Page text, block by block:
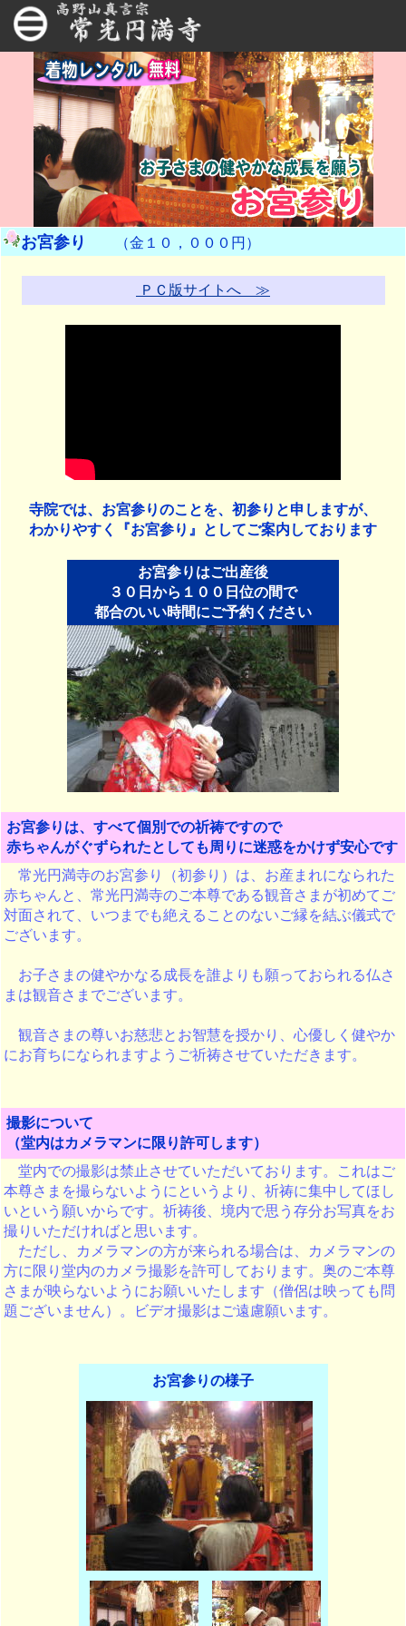
お宮参り （金１０，０００円）
ＰＣ版サイトへ ≫
寺院では、お宮参りのことを、初参りと申しますが、
わかりやすく『お宮参り』としてご案内しております
お宮参りはご出産後
３０日から１００日位の間で
都合のいい時間にご予約ください
お宮参りは、すべて個別での祈祷ですので
赤ちゃんがぐずられたとしても周りに迷惑をかけず安心です
常光円満寺のお宮参り（初参り）は、お産まれになられた
赤ちゃんと、常光円満寺のご本尊である観音さまが初めてご
対面されて、いつまでも絶えることのないご縁を結ぶ儀式で
ございます。
お子さまの健やかなる成長を誰よりも願っておられる仏さ
まは観音さまでございます。
観音さまの尊いお慈悲とお智慧を授かり、心優しく健やか
にお育ちになられますようご祈祷させていただきます。
撮影について
（堂内はカメラマンに限り許可します）
堂内での撮影は禁止させていただいております。これはご
本尊さまを撮らないようにというより、祈祷に集中してほし
いという願いからです。祈祷後、境内で思う存分お写真をお
撮りいただければと思います。
ただし、カメラマンの方が来られる場合は、カメラマンの
方に限り堂内のカメラ撮影を許可しております。奥のご本尊
さまが映らないようにお願いいたします（僧侶は映っても問
題ございません）。ビデオ撮影はご遠慮願います。
お宮参りの様子